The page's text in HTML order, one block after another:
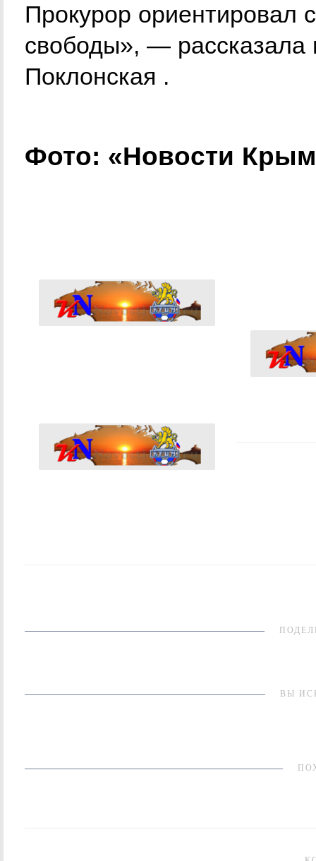
Прокурор ориентировал
свободы», —
Поклонская .
Фото: «Новости
ВЫ